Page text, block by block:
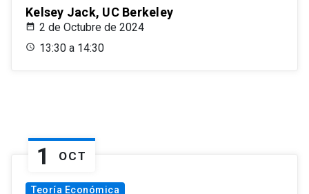
Kelsey Jack, UC Berkeley
2 de Octubre de 2024
13:30 a 14:30
1 OCT
Teoría Económica